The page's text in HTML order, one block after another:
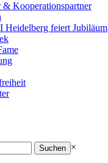
& Kooperationspartner
Heidelberg feiert Jubiläum
×